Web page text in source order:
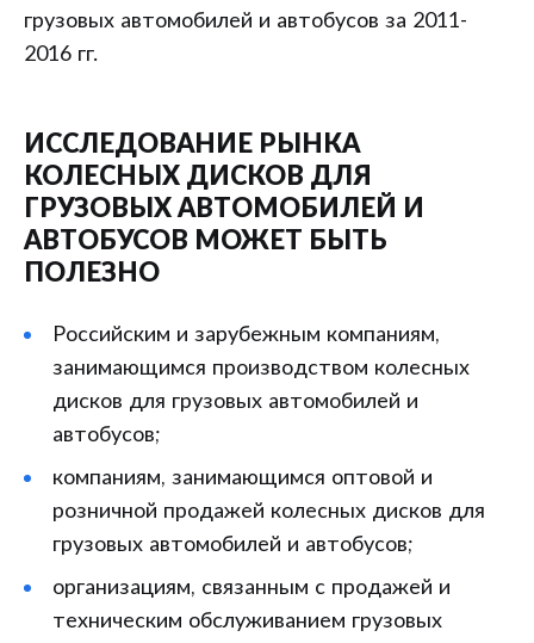
грузовых автомобилей и автобусов за 2011-
2016 гг.
ИССЛЕДОВАНИЕ РЫНКА
КОЛЕСНЫХ ДИСКОВ ДЛЯ
ГРУЗОВЫХ АВТОМОБИЛЕЙ И
АВТОБУСОВ МОЖЕТ БЫТЬ
ПОЛЕЗНО
Российским и зарубежным компаниям,
занимающимся производством колесных
дисков для грузовых автомобилей и
автобусов;
компаниям, занимающимся оптовой и
розничной продажей колесных дисков для
грузовых автомобилей и автобусов;
организациям, связанным с продажей и
техническим обслуживанием грузовых